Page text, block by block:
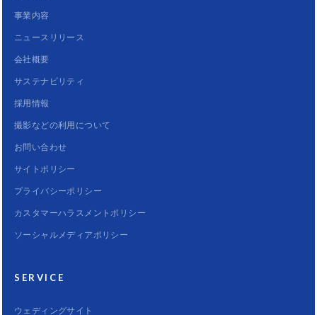
事業内容
ニュースリリース
会社概要
サステナビリティ
採用情報
撮影などの利用について
お問い合わせ
サイトポリシー
プライバシーポリシー
カスタマーハラスメントポリシー
ソーシャルメディアポリシー
SERVICE
ウェディングサイト